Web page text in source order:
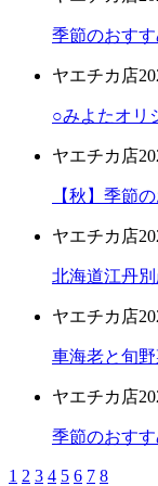
季節のおす
ヤエチカ店
○みよたオリ
ヤエチカ店
【秋】季節
ヤエチカ店
北海道江丹
ヤエチカ店
車海老と旬野
ヤエチカ店
季節のおす
1 2 3 4 5 6 7 8